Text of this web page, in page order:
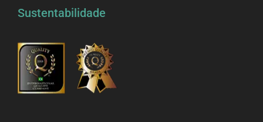
Sustentabilidade